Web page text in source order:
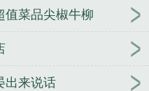
值菜品尖椒牛柳
出来说话